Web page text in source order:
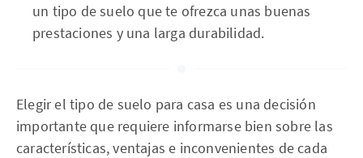
un tipo de suelo que te ofrezca unas buenas
prestaciones y una larga durabilidad.
Elegir el tipo de suelo para casa es una decisión
importante que requiere informarse bien sobre las
características, ventajas e inconvenientes de cada